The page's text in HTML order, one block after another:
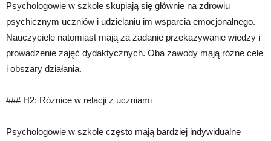
Psychologowie w szkole skupiają się głównie na zdrowiu
psychicznym uczniów i udzielaniu im wsparcia emocjonalnego.
Nauczyciele natomiast mają za zadanie przekazywanie wiedzy i
prowadzenie zajęć dydaktycznych. Oba zawody mają różne cele
i obszary działania.
### H2: Różnice w relacji z uczniami
Psychologowie w szkole często mają bardziej indywidualne